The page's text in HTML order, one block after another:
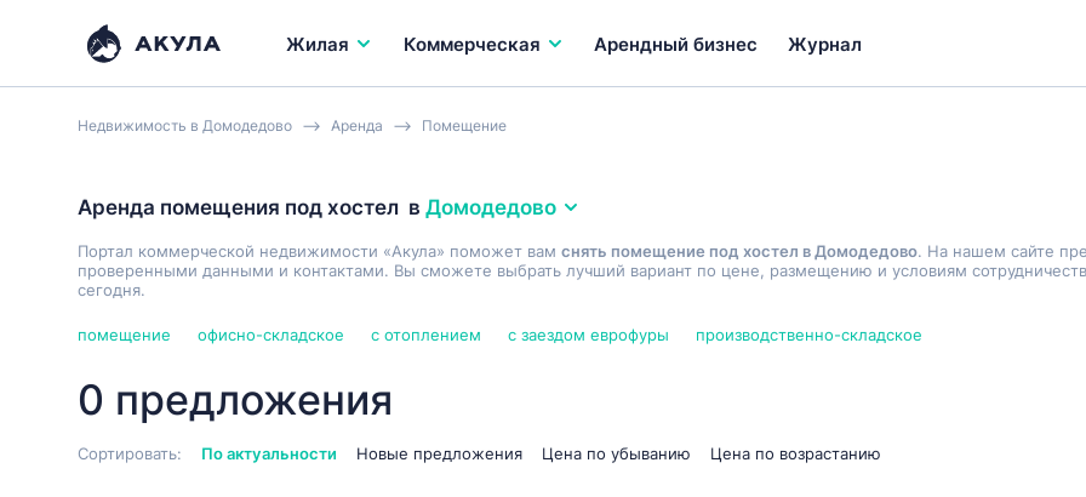
Жилая Коммерческая Арендный бизнес Журнал
Недвижимость в Домодедово Аренда Помещение
Аренда помещения под хостел в Домодедово
Портал коммерческой недвижимости «Акула» поможет вам снять помещение под хостел в Домодедово. На нашем сайте
проверенными данными и контактами. Вы сможете выбрать лучший вариант по цене, размещению и условиям
сегодня.
помещение офисно-складское с отоплением с заездом еврофуры производственно-складское
0 предложения
Сортировать: По актуальности Новые предложения Цена по убыванию Цена по возрастанию